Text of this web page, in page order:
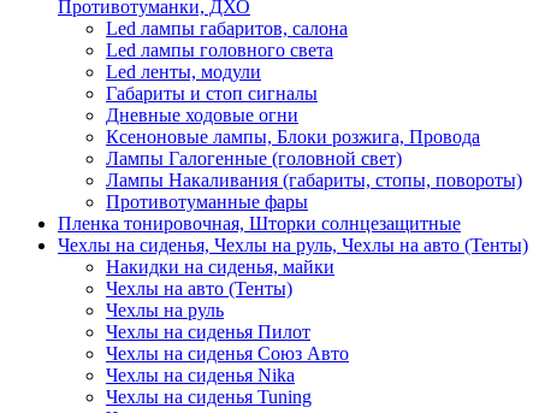
Противотуманки, ДХО
Led лампы габаритов, салона
Led лампы головного света
Led ленты, модули
Габариты и стоп сигналы
Дневные ходовые огни
Ксеноновые лампы, Блоки розжига, Провода
Лампы Галогенные (головной свет)
Лампы Накаливания (габариты, стопы, повороты)
Противотуманные фары
Пленка тонировочная, Шторки солнцезащитные
Чехлы на сиденья, Чехлы на руль, Чехлы на авто (Тенты)
Накидки на сиденья, майки
Чехлы на авто (Тенты)
Чехлы на руль
Чехлы на сиденья Пилот
Чехлы на сиденья Союз Авто
Чехлы на сиденья Nika
Чехлы на сиденья Tuning